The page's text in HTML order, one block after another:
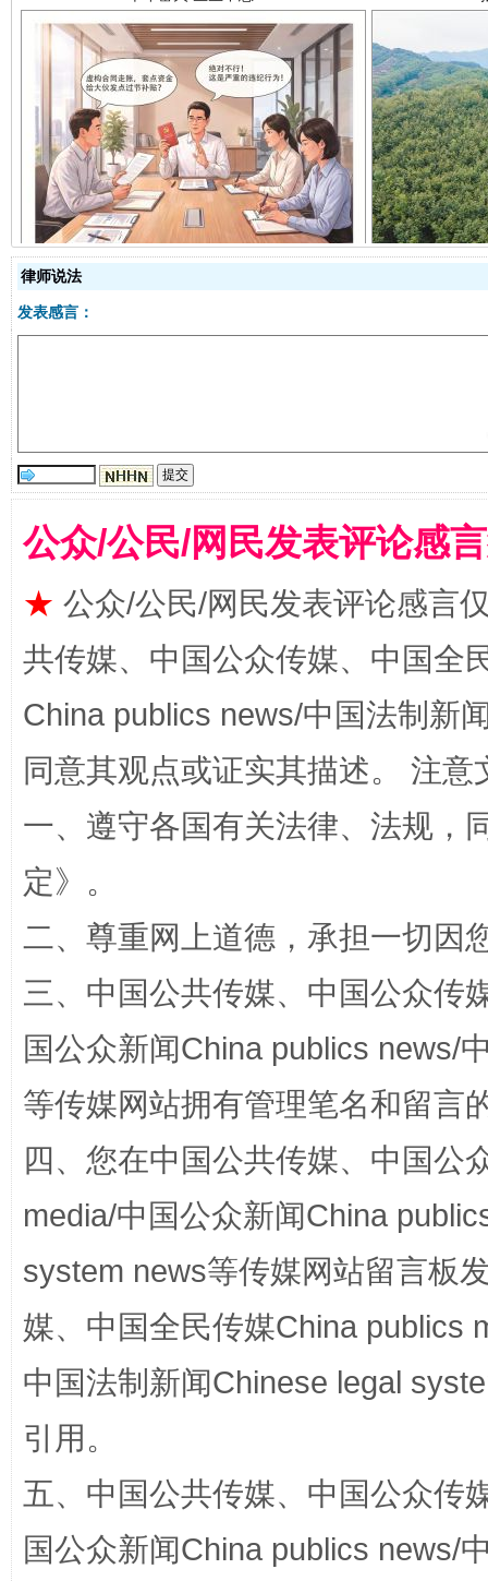
揭开“小金库”的免责幌子
全民健身五年计划来了！等你上场
律师说法
发表感言：
公众/公民/网民发表评论感
★ 公众/公民/网民发表评论感言
共传媒、中国公众传媒、中国全
China publics news/中国法制新
同意其观点或证实其描述。 注
一、遵守各国有关法律、法规，
定》。
二、尊重网上道德，承担一切因
三、中国公共传媒、中国公众传
国公众新闻China publics news/
等传媒网站拥有管理笔名和留言
四、您在中国公共传媒、中国公
media/中国公众新闻China
system news等传媒网站留言板
媒、中国全民传媒China publics
中国法制新闻Chinese legal
引用。
五、中国公共传媒、中国公众传
国公众新闻China publics news/